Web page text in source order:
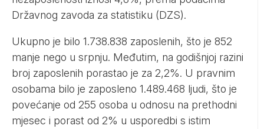
Državnog zavoda za statistiku (DZS).
Ukupno je bilo 1.738.838 zaposlenih, što je 852
manje nego u srpnju. Međutim, na godišnjoj razini
broj zaposlenih porastao je za 2,2%. U pravnim
osobama bilo je zaposleno 1.489.468 ljudi, što je
povećanje od 255 osoba u odnosu na prethodni
mjesec i porast od 2% u usporedbi s istim